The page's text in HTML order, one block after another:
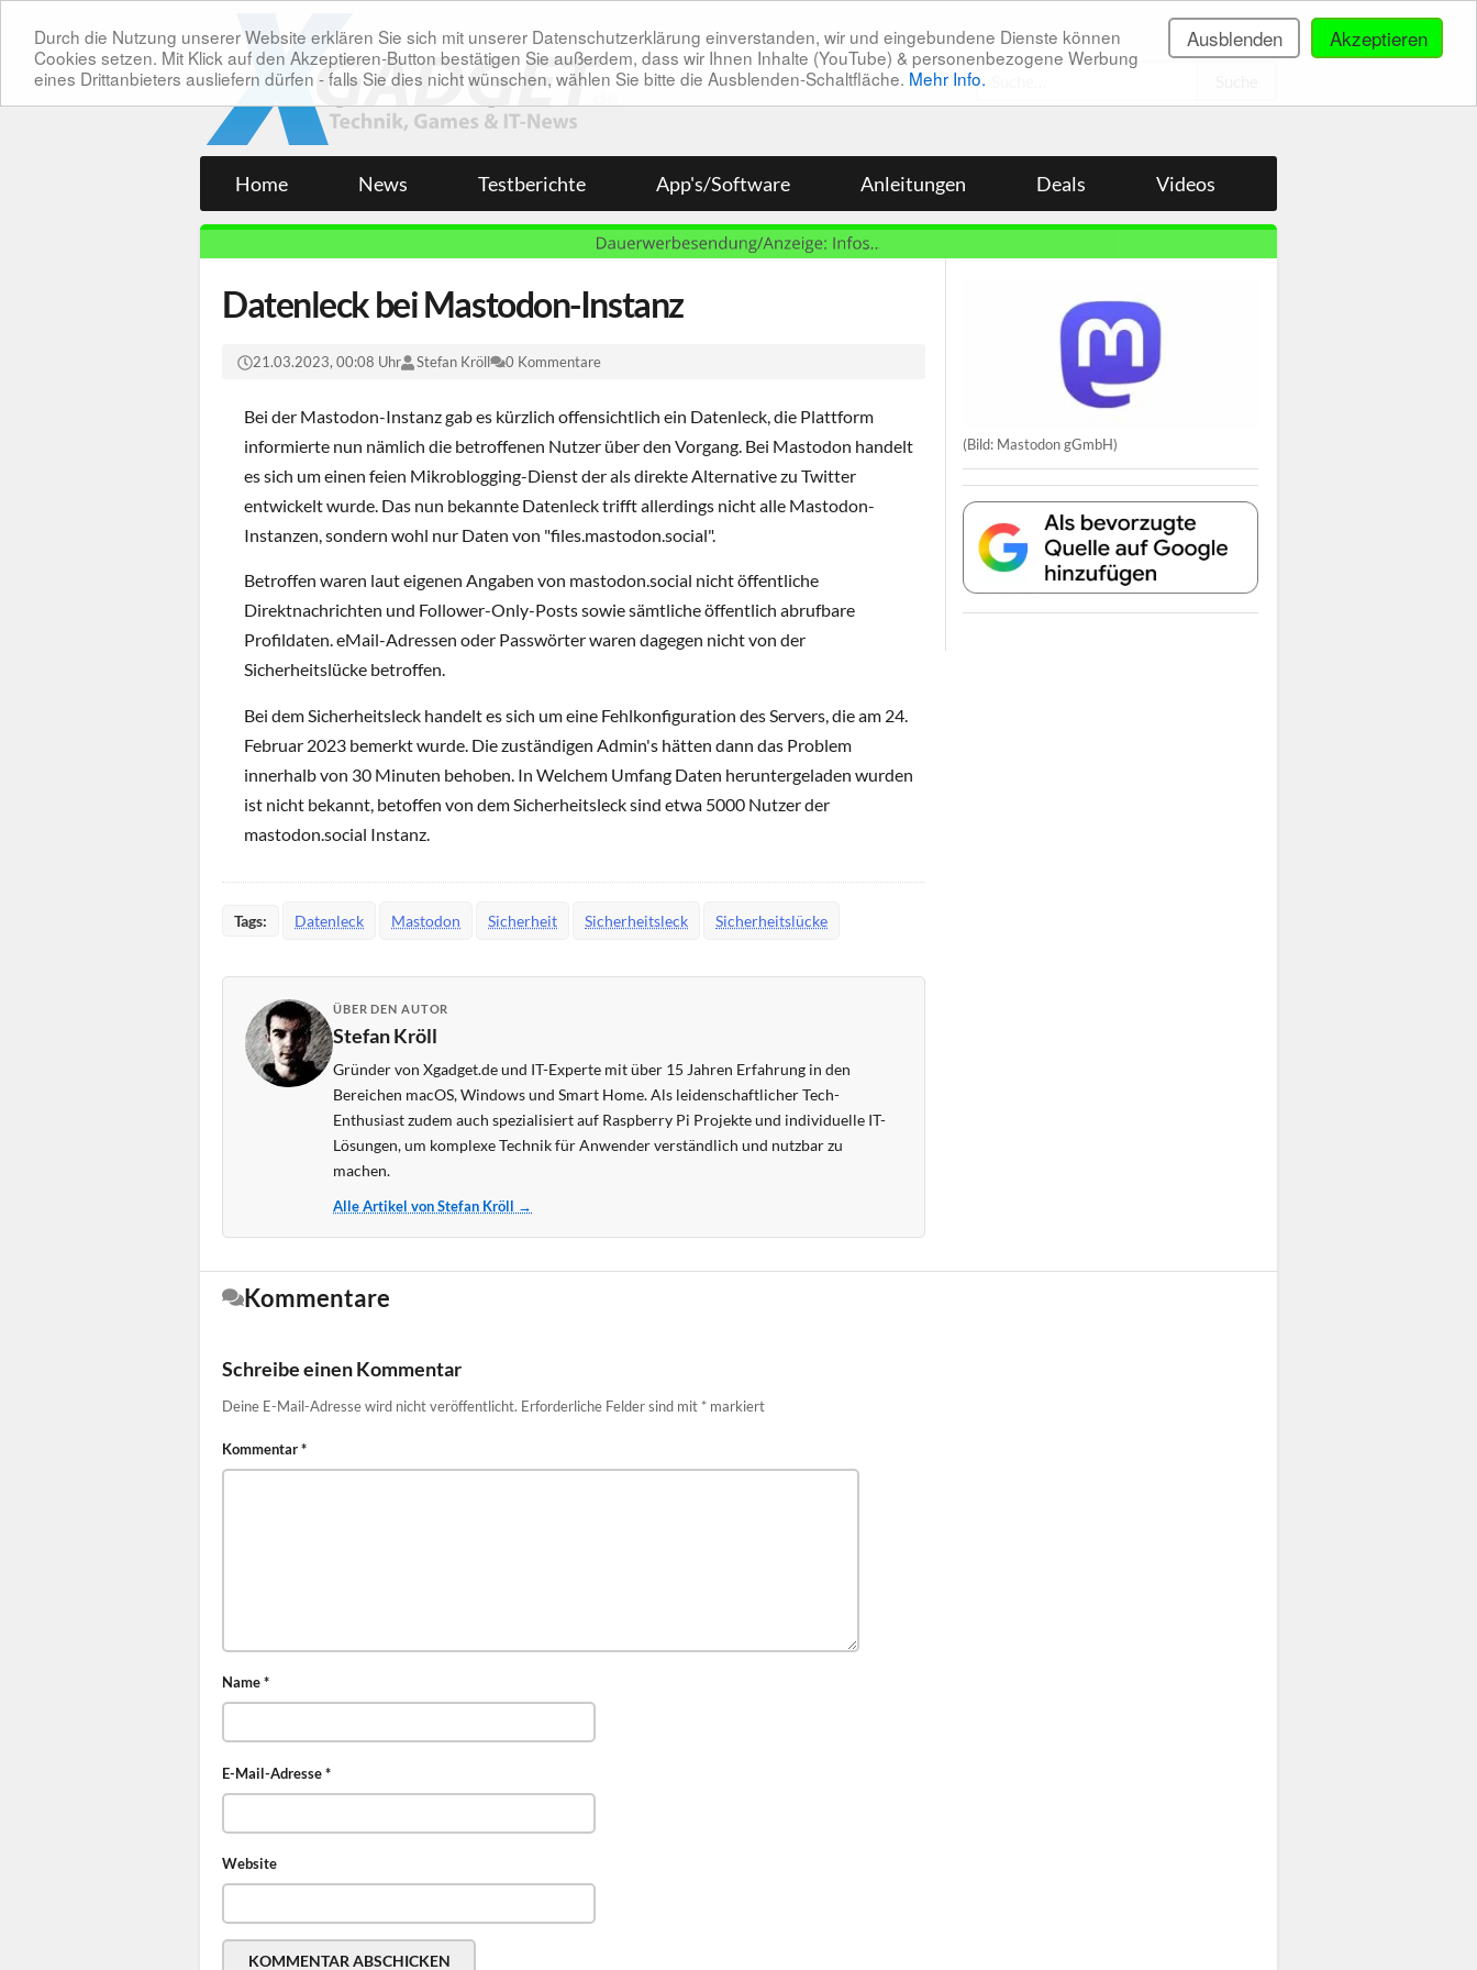
Akzeptieren
Ausblenden
Durch die Nutzung unserer Website erklären Sie sich mit unserer Datenschutzerklärung einverstanden, wir und eingebundene Dienste können
Cookies setzen. Mit Klick auf den Akzeptieren-Button bestätigen Sie außerdem, dass wir Ihnen Inhalte (YouTube) & personenbezogene Werbung
eines Drittanbieters ausliefern dürfen - falls Sie dies nicht wünschen, wählen Sie bitte die Ausblenden-Schaltfläche. Mehr Info.
Home News Testberichte App's/Software Anleitungen Deals Videos
Datenleck bei Mastodon-Instanz
21.03.2023, 00:08 Uhr Stefan Kröll 0 Kommentare
Bei der Mastodon-Instanz gab es kürzlich offensichtlich ein Datenleck, die Plattform
informierte nun nämlich die betroffenen Nutzer über den Vorgang. Bei Mastodon handelt
es sich um einen feien Mikroblogging-Dienst der als direkte Alternative zu Twitter
entwickelt wurde. Das nun bekannte Datenleck trifft allerdings nicht alle Mastodon-
Instanzen, sondern wohl nur Daten von "files.mastodon.social".
Betroffen waren laut eigenen Angaben von mastodon.social nicht öffentliche
Direktnachrichten und Follower-Only-Posts sowie sämtliche öffentlich abrufbare
Profildaten. eMail-Adressen oder Passwörter waren dagegen nicht von der
Sicherheitslücke betroffen.
Bei dem Sicherheitsleck handelt es sich um eine Fehlkonfiguration des Servers, die am 24.
Februar 2023 bemerkt wurde. Die zuständigen Admin's hätten dann das Problem
innerhalb von 30 Minuten behoben. In Welchem Umfang Daten heruntergeladen wurden
ist nicht bekannt, betoffen von dem Sicherheitsleck sind etwa 5000 Nutzer der
mastodon.social Instanz.
Tags: Datenleck Mastodon Sicherheit Sicherheitsleck Sicherheitslücke
ÜBER DEN AUTOR
Stefan Kröll
Gründer von Xgadget.de und IT-Experte mit über 15 Jahren Erfahrung in den
Bereichen macOS, Windows und Smart Home. Als leidenschaftlicher Tech-
Enthusiast zudem auch spezialisiert auf Raspberry Pi Projekte und individuelle IT-
Lösungen, um komplexe Technik für Anwender verständlich und nutzbar zu
machen.
Alle Artikel von Stefan Kröll →
(Bild: Mastodon gGmbH)
Kommentare
Schreibe einen Kommentar
Deine E-Mail-Adresse wird nicht veröffentlicht. Erforderliche Felder sind mit * markiert
Kommentar*
Name*
E-Mail-Adresse*
Website